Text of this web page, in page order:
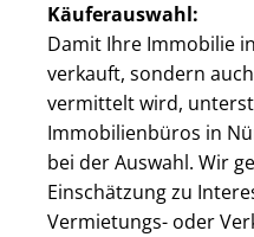
Käuferauswahl:
Damit Ihre Immobilie
verkauft, sondern
vermittelt wird,
Immobilienbüros in
bei der Auswahl. Wir
Einschätzung zu
Vermietungs- oder